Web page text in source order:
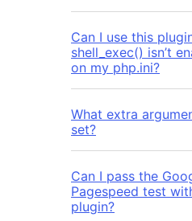
Can I use this
shell_exec() isn’t
on my php.ini?
What extra
set?
Can I pass the
Pagespeed test
plugin?